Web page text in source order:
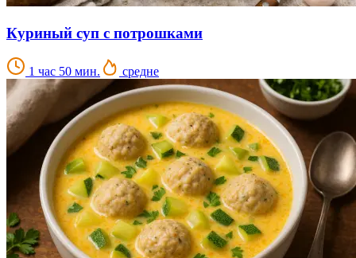
Куриный суп с потрошками
1 час 50 мин. средне